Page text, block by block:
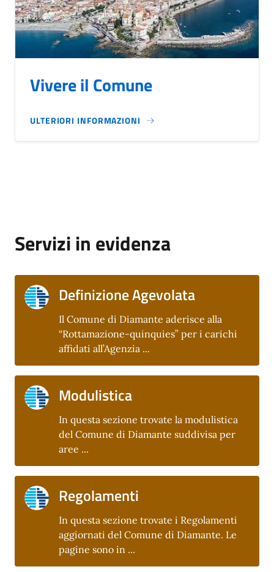
Vivere il Comune
ULTERIORI INFORMAZIONI
Servizi in evidenza
Definizione Agevolata
Il Comune di Diamante aderisce alla
“Rottamazione-quinquies” per i carichi
affidati all’Agenzia ...
Modulistica
In questa sezione trovate la modulistica
del Comune di Diamante suddivisa per
aree ...
Regolamenti
In questa sezione trovate i Regolamenti
aggiornati del Comune di Diamante. Le
pagine sono in ...